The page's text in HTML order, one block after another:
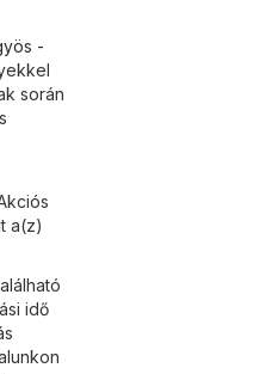
-
során
a(z)
idő